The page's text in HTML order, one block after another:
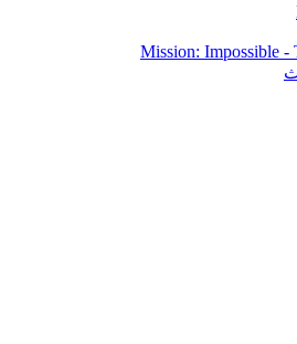
Mission: Impossible -